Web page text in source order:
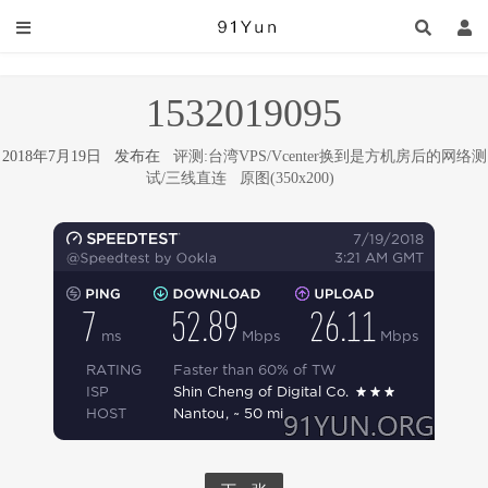
1532019095
2018年7月19日 发布在 评测:台湾VPS/Vcenter换到是方机房后的网络测
试/三线直连
原图(350x200)